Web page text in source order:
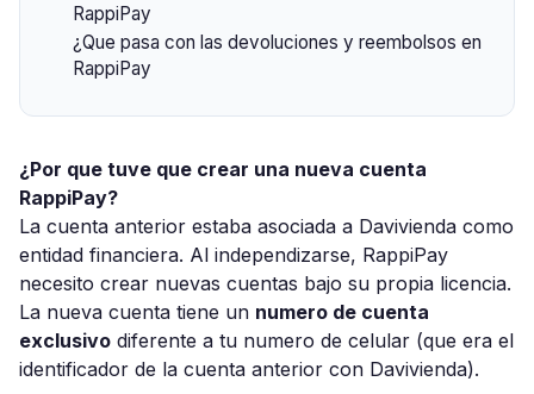
RappiPay
¿Que pasa con las devoluciones y reembolsos en
RappiPay
¿Por que tuve que crear una nueva cuenta
RappiPay?
La cuenta anterior estaba asociada a Davivienda como
entidad financiera. Al independizarse, RappiPay
necesito crear nuevas cuentas bajo su propia licencia.
La nueva cuenta tiene un numero de cuenta
exclusivo diferente a tu numero de celular (que era el
identificador de la cuenta anterior con Davivienda).